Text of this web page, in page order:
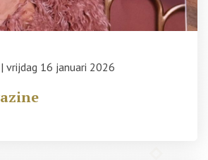
| vrijdag 16 januari 2026